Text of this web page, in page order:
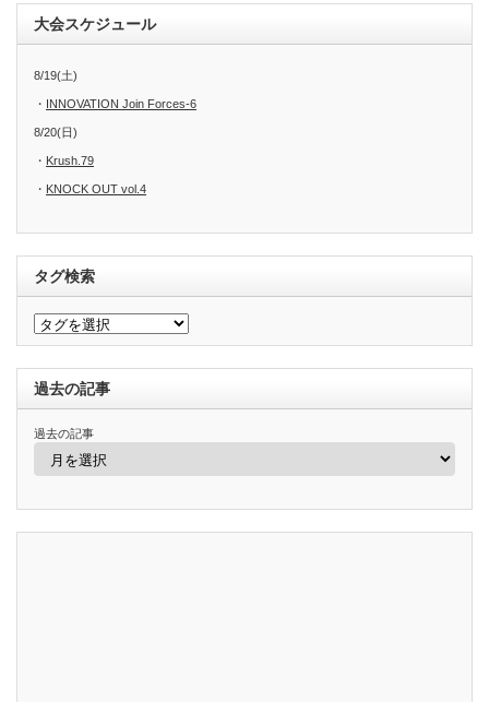
大会スケジュール
8/19(土)
・ INNOVATION Join Forces-6
8/20(日)
・ Krush.79
・ KNOCK OUT vol.4
タグ検索
過去の記事
過去の記事